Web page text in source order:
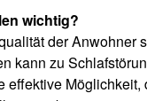
wichtig?
der Anwohner
kann zu